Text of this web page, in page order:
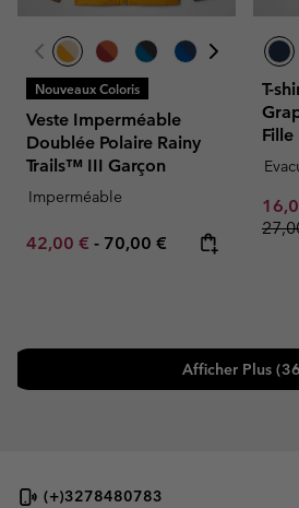
Nouveaux Coloris
Veste Imperméable
Doublée Polaire Rainy
Trails™ III Garçon
Imperméable
Minimum sale price:
42,00 € - Maximum price:
70,00 €
T-
Fille
Afficher Plus
(+)3278480783